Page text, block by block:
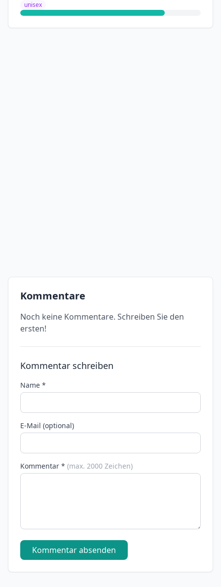
unisex
Kommentare
Noch keine Kommentare. Schreiben Sie den
ersten!
Kommentar schreiben
Name *
E-Mail (optional)
Kommentar * (max. 2000 Zeichen)
Kommentar absenden